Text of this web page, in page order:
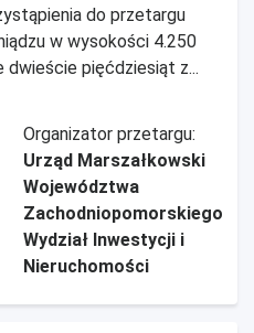
do przetargu
w wysokości 4.250
dwieście pięćdziesiąt z...
Organizator przetargu:
Urząd Marszałkowski
Województwa
Zachodniopomorskiego
Wydział Inwestycji i
Nieruchomości